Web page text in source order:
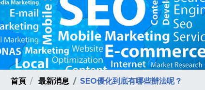
首頁 最新消息 SEO優化到底有哪些辦法呢？